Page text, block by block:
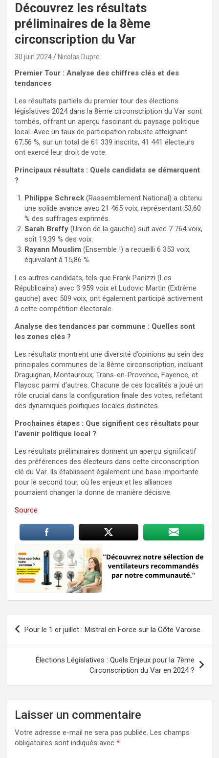
Découvrez les résultats
préliminaires de la 8ème
circonscription du Var
30 juin 2024 Nicolas Dupre
Premier Tour : Analyse des chiffres clés et des
tendances
Les résultats partiels du premier tour des élections
législatives 2024 dans la 8ème circonscription du Var sont
tombés, offrant un aperçu fascinant du paysage politique
local. Avec un taux de participation robuste atteignant
67,56 %, sur un total de 61 339 inscrits, 41 441 électeurs
ont exercé leur droit de vote.
Principaux résultats : Quels candidats se démarquent
?
Philippe Schreck (Rassemblement National) a obtenu
une solide avance avec 21 465 voix, représentant 53,60
% des suffrages exprimés.
Sarah Breffy (Union de la gauche) suit avec 7 764 voix,
soit 19,39 % des voix.
Rayann Mouslim (Ensemble !) a recueilli 6 353 voix,
équivalant à 15,86 %.
Les autres candidats, tels que Frank Panizzi (Les
Républicains) avec 3 959 voix et Ludovic Martin (Extrême
gauche) avec 509 voix, ont également participé activement
à cette compétition électorale.
Analyse des tendances par commune : Quelles sont
les zones clés ?
Les résultats montrent une diversité d’opinions au sein des
principales communes de la 8ème circonscription, incluant
Draguignan, Montauroux, Trans-en-Provence, Fayence, et
Flayosc parmi d’autres. Chacune de ces localités a joué un
rôle crucial dans la configuration finale des votes, reflétant
des dynamiques politiques locales distinctes.
Prochaines étapes : Que signifient ces résultats pour
l’avenir politique local ?
Les résultats préliminaires donnent un aperçu significatif
des préférences des électeurs dans cette circonscription
clé du Var. Ils établissent également une base importante
pour le second tour, où les enjeux et les alliances
pourraient changer la donne de manière décisive.
Source
Navigation
l’article
Pour le 1 er juillet : Mistral en Force sur la Côte Varoise
Élections Législatives : Quels Enjeux pour la 7ème
Circonscription du Var en 2024 ?
Laisser un commentaire
Votre adresse e-mail ne sera pas publiée. Les champs
obligatoires sont indiqués avec *